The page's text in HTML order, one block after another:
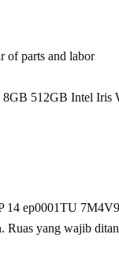
of parts and labor
512GB Intel Iris
14 ep0001TU
Ruas yang wajib